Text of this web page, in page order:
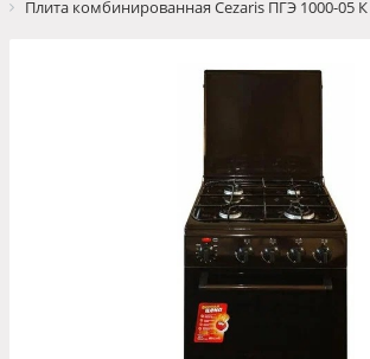
Плита комбинированная Cezaris ПГЭ 1000-05 К